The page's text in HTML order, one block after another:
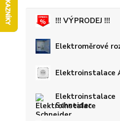
!!! VÝPRODEJ !!!
Elektroměrové
Elektroinstalace
Elektroinstalace
Schneider